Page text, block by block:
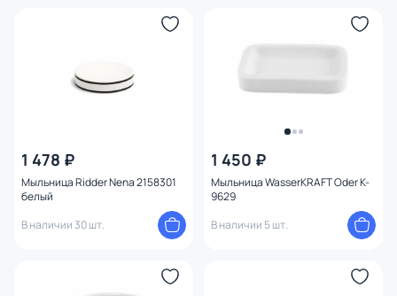
1 478 ₽
Мыльница Ridder Nena 2158301
белый
В наличии 30 шт.
1 450 ₽
Мыльница WasserKRAFT Oder K-
9629
В наличии 5 шт.